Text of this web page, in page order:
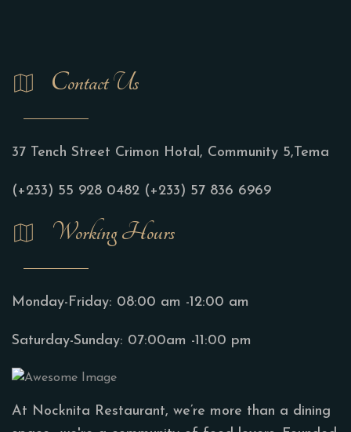
Contact Us
37 Tench Street Crimon Hotal, Community 5,Tema
(+233) 55 928 0482 (+233) 57 836 6969
At Nocknita Restaurant, we’re more than a dining
Working Hours
Monday-Friday: 08:00 am -12:00 am
Saturday-Sunday: 07:00am -11:00 pm